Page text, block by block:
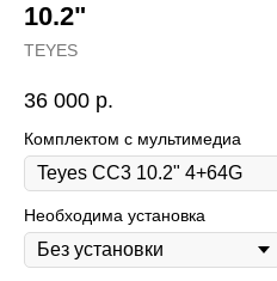
10.2"
TEYES
36 000 р.
Комплектом с мультимедиа
Необходима установка